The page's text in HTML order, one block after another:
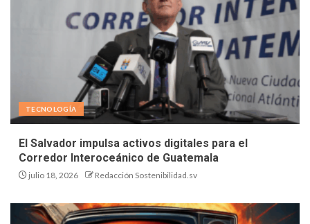
TECNOLOGÍA
El Salvador impulsa activos digitales para el
Corredor Interoceánico de Guatemala
julio 18, 2026 Redacción Sostenibilidad.sv